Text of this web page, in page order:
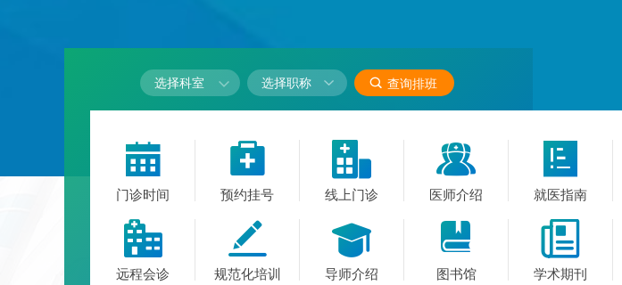
选择科室   查询排班

门诊时间

预约挂号

线上门诊

医师介绍

就医指南

远程会诊

规范化培训

导师介绍

图书馆

学术期刊